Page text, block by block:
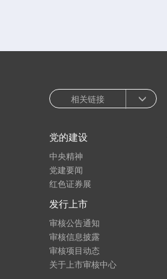
相关链接
党的建设
中央精神
党建要闻
红色证券展
发行上市
审核公告通知
审核信息披露
审核项目动态
关于上市审核中心